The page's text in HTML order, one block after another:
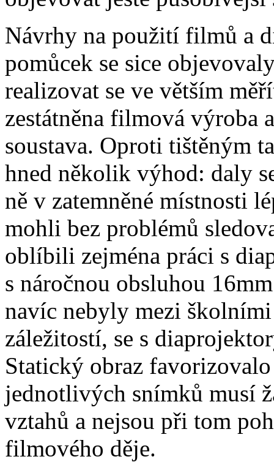
Návrhy na použití filmů a
pomůcek se sice
realizovat se ve větším
zestátněna filmová výroba
soustava. Oproti tištěným
hned několik výhod: daly
ně v zatemněné místnosti
mohli bez problémů
oblíbili zejména práci s
s náročnou obsluhou
navíc nebyly mezi
záležitostí, se s
Statický obraz
jednotlivých snímků musí
vztahů a nejsou při tom
filmového děje.